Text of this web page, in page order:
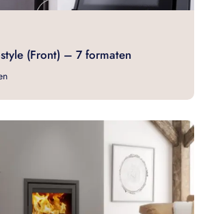
(Front) – 7 formaten